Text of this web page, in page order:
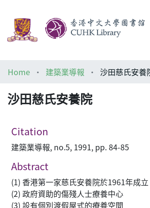
Architecture Library
Home 建築業導報 沙田慈氏安養
沙田慈氏安養院
Citation
建築業導報, no.5, 1991, pp. 84-85
Abstract
(1) 香港第一家慈氏安養院於1961年成立
(2) 政府資助的傷殘人士療養中心
(3) 設有個別渡假屋式的療養空間